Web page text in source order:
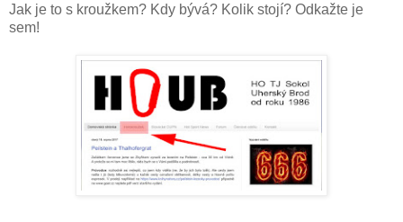
Jak je to s kroužkem? Kdy bývá? Kolik stojí? Odkažte je
sem!